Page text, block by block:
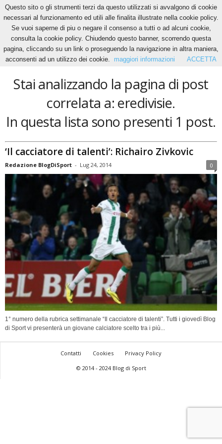
Home Tags Eredivisie
eredivisie
Stai analizzando la pagina di post
correlata a: eredivisie.
In questa lista sono presenti 1 post.
‘Il cacciatore di talenti’: Richairo Zivkovic
Redazione BlogDiSport - Lug 24, 2014 0
1° numero della rubrica settimanale “Il cacciatore di talenti”. Tutti i giovedì Blog
di Sport vi presenterà un giovane calciatore scelto tra i più...
Contatti Cookies
Privacy Policy
© 2014 - 2024 Blog di Sport
Questo sito o gli strumenti terzi da questo utilizzati si avvalgono di cookie
necessari al funzionamento ed utili alle finalita illustrate nella cookie policy.
Se vuoi saperne di piu o negare il consenso a tutti o ad alcuni cookie,
consulta la cookie policy. Chiudendo questo banner, scorrendo questa
pagina, cliccando su un link o proseguendo la navigazione in altra maniera,
acconsenti ad un utilizzo dei cookie.
maggiori informazioni ACCETTA